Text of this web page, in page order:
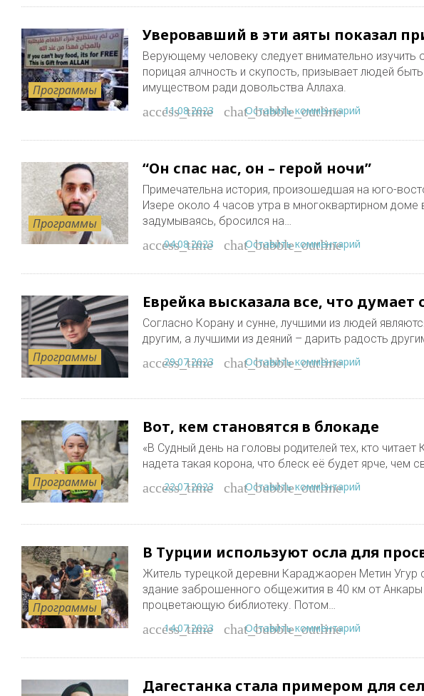
Программы
Уверовавший в эти аяты показал
Верующему человеку следует внимательно
порицая алчность и скупость, призывает людей
имуществом ради довольства Аллаха.
access_time
11.08.2023 chat_bubble_outline
Оставить комментарий
Программы
“Он спас нас, он – герой ночи”
Примечательна история, произошедшая на юго-
Изере около 4 часов утра в многоквартирном доме
задумываясь, бросился на…
access_time
04.08.2023 chat_bubble_outline
Оставить комментарий
Программы
Еврейка высказала все, что
Согласно Корану и сунне, лучшими из людей
другим, а лучшими из деяний – дарить радость
access_time
29.07.2023 chat_bubble_outline
Оставить комментарий
Программы
Вот, кем становятся в блокаде
«В Судный день на головы родителей тех, кто
надета такая корона, что блеск её будет ярче, чем
access_time
22.07.2023 chat_bubble_outline
Оставить комментарий
Программы
В Турции используют осла для
Житель турецкой деревни Караджаорен Метин Угур
здание заброшенного общежития в 40 км от
процветающую библиотеку. Потом…
access_time
14.07.2023 chat_bubble_outline
Оставить комментарий
Дагестанка стала примером для